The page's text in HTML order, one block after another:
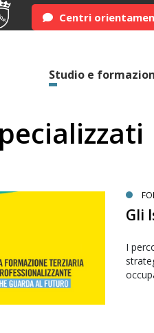
Centri
Studio e
Gli
I